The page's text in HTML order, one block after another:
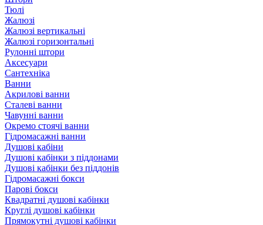
Тюлі
Жалюзі
Жалюзі вертикальні
Жалюзі горизонтальні
Рулонні штори
Аксесуари
Сантехніка
Ванни
Акрилові ванни
Сталеві ванни
Чавунні ванни
Окремо стоячі ванни
Гідромасажні ванни
Душові кабіни
Душові кабінки з піддонами
Душові кабінки без піддонів
Гідромасажні бокси
Парові бокси
Квадратні душові кабінки
Круглі душові кабінки
Прямокутні душові кабінки